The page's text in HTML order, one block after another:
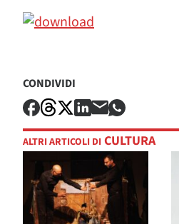
CONDIVIDI
ALTRI ARTICOLI DI CULTURA